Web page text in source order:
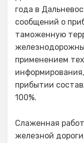
года в
сообщений о
таможенную
применением
прибытии
100%.
Слаженная
железной